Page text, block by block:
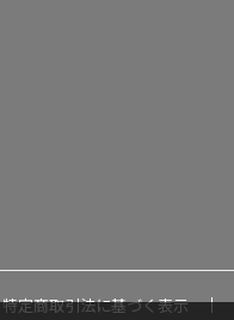
特定商取引法に基づく表示